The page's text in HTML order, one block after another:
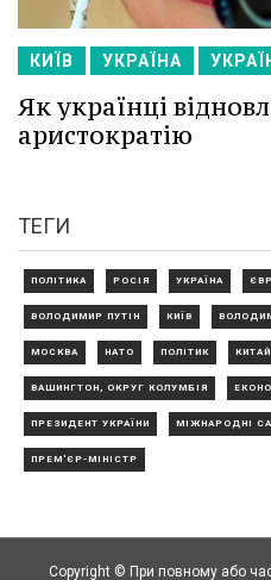
КИЇВ УКРАЇНА
Як українці
аристократію
ТЕГИ
ПОЛІТИКА РОСІЯ УКРАЇНА
ВОЛОДИМИР ПУТІН КИЇВ
МОСКВА НАТО ПОЛІТИК
ВАШИНГТОН, ОКРУГ КОЛУМБІЯ
ПРЕЗИДЕНТ УКРАЇНИ МІЖНАРОДНІ
ПРЕМ'ЄР-МІНІСТР
Copyright © При повному або